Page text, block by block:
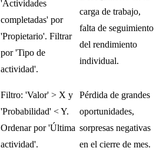
'Actividades
completadas' por
'Propietario'. Filtrar
por 'Tipo de
actividad'.
carga de trabajo,
falta de seguimiento
del rendimiento
individual.
Filtro: 'Valor' > X y
'Probabilidad' < Y.
Ordenar por 'Última
actividad'.
Pérdida de grandes
oportunidades,
sorpresas negativas
en el cierre de mes.